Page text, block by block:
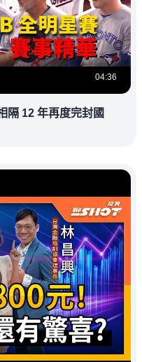
04:36
隔 12 年再度完封國